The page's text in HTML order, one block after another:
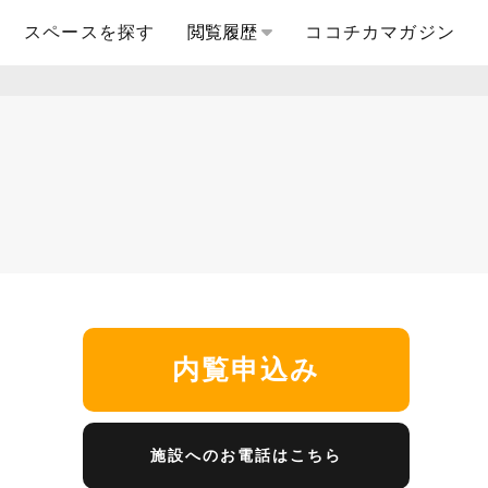
スペースを探す 閲覧履歴 ココチカマガジン
内覧申込み
施設へのお電話はこちら